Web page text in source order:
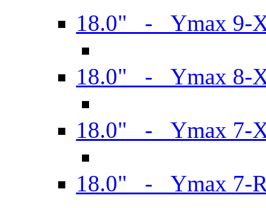
18.0" - Ymax 9-
18.0" - Ymax 8-
18.0" - Ymax 7-
18.0" - Ymax 7-